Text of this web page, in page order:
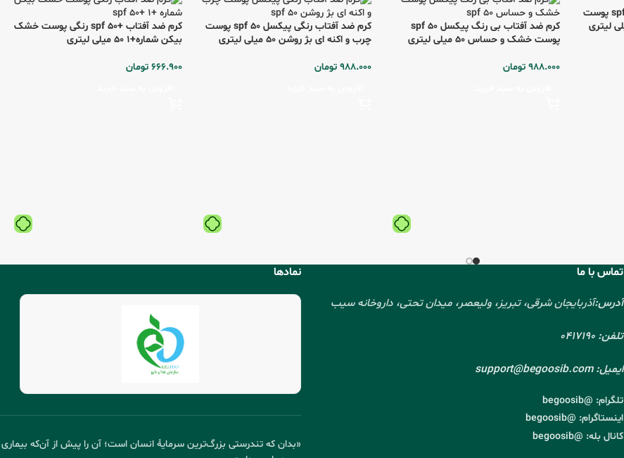
کرم ضد آفتاب رنگی پیکسل spf 50 پوست
کرم ضد آفتاب بی رنگ پیکسل spf 50
پوست خشک و حساس 50 میلی لیتری
988.000 تومان
کرم ضد آفتاب رنگی پیکسل spf 50 پوست
چرب و اکنه ای بژ روشن 50 میلی لیتری
988.000 تومان
کرم ضد آفتاب +spf 50 رنگی پوست خشک
بیکن شماره+1 50 میلی لیتری
666.900 تومان
تماس با ما
آدرس:آذربایجان شرقی، تبریز، ولیعصر، میدان تحتی، داروخانه سیب
تلفن: 0417190
ایمیل: support@begoosib.com
تلگرام: @begoosib
اینستاگرام: @begoosib
کانال بله: @begoosib
نمادها
«بدان که تندرستی بزرگ‌ترین سرمایهٔ انسان است؛ آن را پیش از آن‌که بیماری